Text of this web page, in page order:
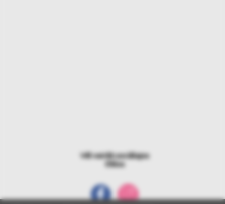
Vēl vairāk sociālajos
tīklos